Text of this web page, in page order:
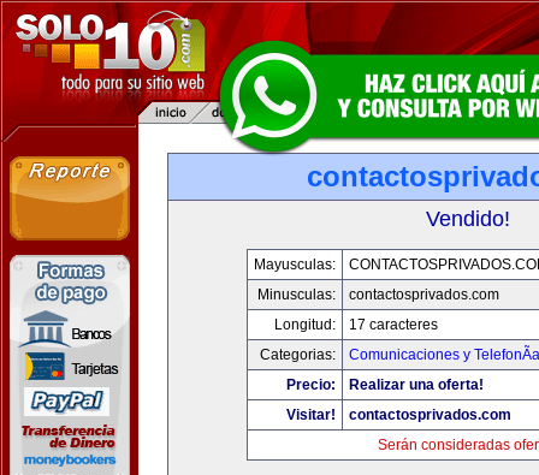
Vendido!
Mayusculas:
Minusculas:
contactosprivados.com
Longitud:
17 caracteres
Categorias:
Comunicaciones y TelefonÃ­a
Precio:
Realizar una oferta!
Visitar!
contactosprivados.com
Serán consideradas